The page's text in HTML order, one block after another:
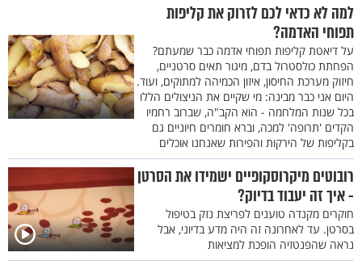
למה לא כדאי לכם לזרוק את קליפות
תפוחי האדמה?
על דיאטת קליפות תפוחי אדמה כבר שמעתם?
הפחתת כולסטרול בדם, מיגור תאים סרטניים,
חיזוק מערכת החיסון, איזון הכמיהה למתוקים, ועוד.
היום אני כבר מבינה: מי שקיים את הניצולים הללו
בכל שנות המלחמה - הוא הקב"ה, שברוב רחמיו
הקדים 'תרופה' למכה, וברא חומרים חיוניים גם
בקליפות של הירקות והפירות שאנחנו אוכלים
רובוטים מיקרוסקופיים ישמידו את הסרטן
- איך זה יעבוד בדיוק?
חוקרים מקנדה טוענים לפריצת נזק בטיפול
בסרטן. עד לאחרונה זה היה מדע בדיוני, אבל
נראה שהפנטזיה הופכת למציאות